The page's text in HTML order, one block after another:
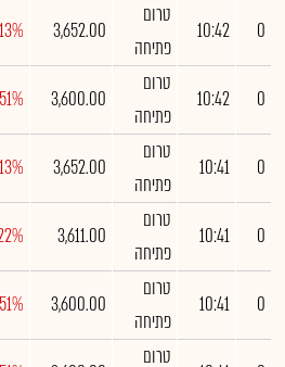
0
10:42
טרום
פתיחה
3,652.00
0
10:42
טרום
פתיחה
3,600.00
0
10:41
טרום
פתיחה
3,652.00
0
10:41
טרום
פתיחה
3,611.00
0
10:41
טרום
פתיחה
3,600.00
טרום